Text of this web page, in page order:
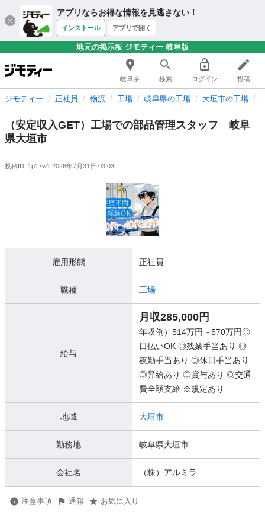
アプリならお得な情報を見逃さない！
インストール アプリで開く
地元の掲示板 ジモティー 岐阜版
岐阜県 検索 ログイン 投稿
ジモティー 正社員 物流 工場 岐阜県の工場 大垣市の工場
（安定収入GET）工場での部品管理スタッフ 岐阜
県大垣市
投稿ID: 1p17w1 2026年7月31日 03:03
雇用形態 正社員
職種 工場
給与
月収285,000円
年収例）514万円～570万円◎
日払いOK ◎残業手当あり ◎
夜勤手当あり ◎休日手当あり
◎昇給あり ◎賞与あり ◎交通
費全額支給 ※規定あり
地域 大垣市
勤務地 岐阜県大垣市
会社名 （株）アルミラ
注意事項 通報 お気に入り